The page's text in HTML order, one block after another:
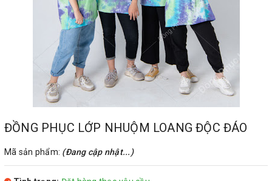
ĐỒNG PHỤC LỚP NHUỘM LOANG ĐỘC ĐÁO
Mã sản phẩm: (Đang cập nhật...)